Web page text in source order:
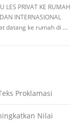
LES PRIVAT KE RUMAH
INTERNASIONAL
datang ke rumah di …
Proklamasi
Nilai